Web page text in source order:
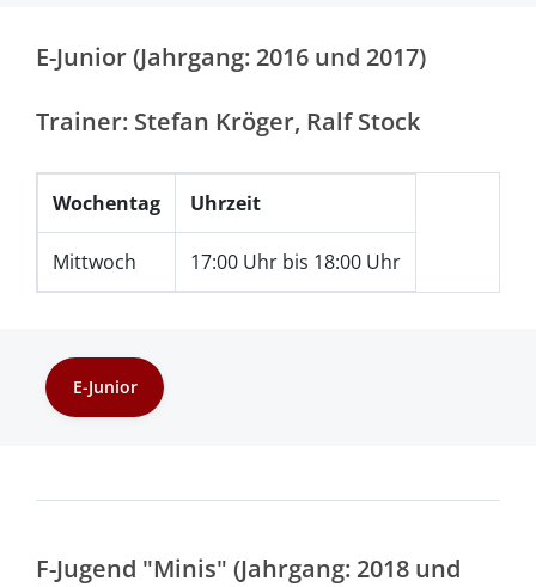
E-Junior (Jahrgang: 2016 und 2017)
Trainer: Stefan Kröger, Ralf Stock
Wochentag Uhrzeit
Mittwoch 17:00 Uhr bis 18:00 Uhr
E-Junior
F-Jugend "Minis" (Jahrgang: 2018 und